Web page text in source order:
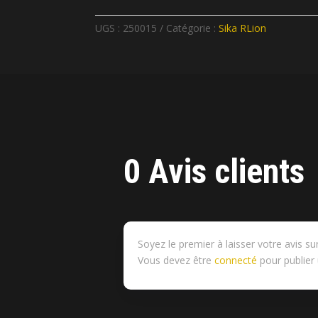
UGS : 250015 Catégorie : Sika RLion
0 Avis clients
Soyez le premier à laisser votre avis
Vous devez êtreconnecté pour publier